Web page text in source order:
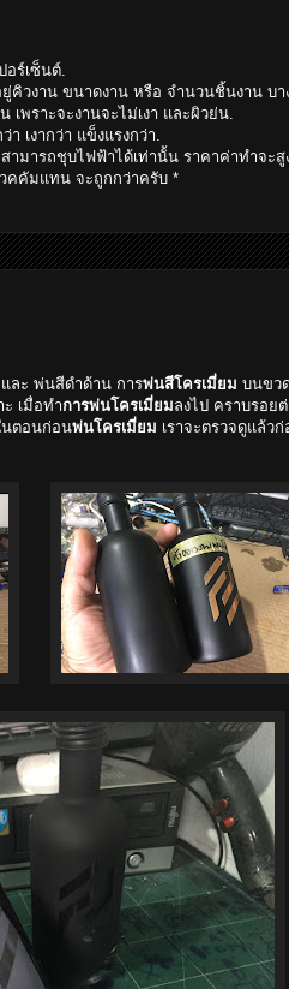
ร์เซ็นต์.
วงาน ขนาดงาน หรือ จำนวนชิ้นงาน บาง
พราะจะงานจะไม่เงา และผิวย่น.
เงากว่า แข็งแรงกว่า.
ามารถชุบไฟฟ้าได้เท่านั้น ราคาค่าทำจ
คคัมแทน จะถูกกว่าครับ *
ละ พ่นสีดำด้าน การพ่นสีโครเมี่ยม บนขว
เมื่อทำการพ่นโครเมี่ยมลงไป คราบรอย
นตอนก่อนพ่นโครเมี่ยม เราจะตรวจดูแล้ว